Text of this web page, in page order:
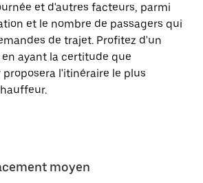
et d'autres facteurs, parmi
et le nombre de passagers qui
de trajet. Profitez d'un
ayant la certitude que
l'itinéraire le plus
moyen